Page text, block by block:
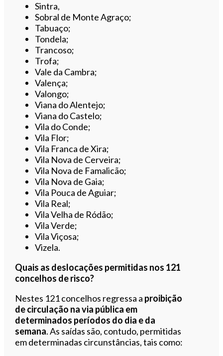
Sintra,
Sobral de Monte Agraço;
Tabuaço;
Tondela;
Trancoso;
Trofa;
Vale da Cambra;
Valença;
Valongo;
Viana do Alentejo;
Viana do Castelo;
Vila do Conde;
Vila Flor;
Vila Franca de Xira;
Vila Nova de Cerveira;
Vila Nova de Famalicão;
Vila Nova de Gaia;
Vila Pouca de Aguiar;
Vila Real;
Vila Velha de Ródão;
Vila Verde;
Vila Viçosa;
Vizela.
Quais as deslocações permitidas nos 121
concelhos de risco?
Nestes 121 concelhos regressa a proibição
de circulação na via pública em
determinados períodos do dia e da
semana. As saídas são, contudo, permitidas
em determinadas circunstâncias, tais como: